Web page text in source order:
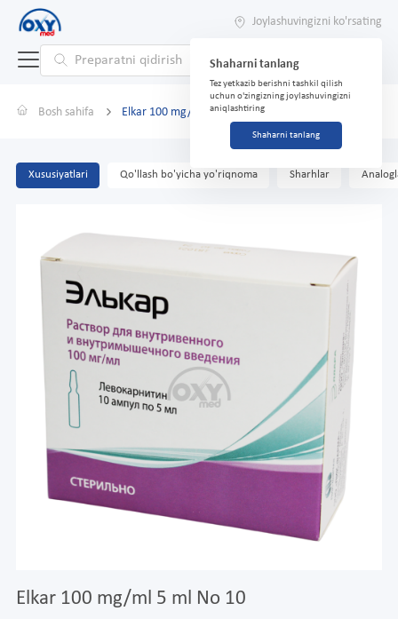
Joylashuvingizni ko'rsating
Shaharni tanlang
Tez yetkazib berishni tashkil qilish
uchun o'zingizning joylashuvingizni
aniqlashtiring
Shaharni tanlang
Bosh sahifa Elkar 100 mg/ml 5 ml No 10
Xususiyatlari Qo'llash bo'yicha yo'riqnoma Sharhlar
Elkar 100 mg/ml 5 ml No 10